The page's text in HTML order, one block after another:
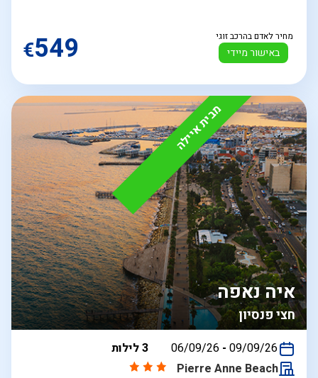
באישור מיידי
מחיר לאדם בהרכב זוגי €549
מבית איילה
חצי פנסיון
איה נאפה
בין
06/09/26 - 09/09/26
3 לילות
Pierre Anne Beach